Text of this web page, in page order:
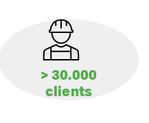
> 30.000
clients